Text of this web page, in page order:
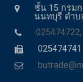
ชั้น 15 กรม
นนทบุรี ตำบ
025474741